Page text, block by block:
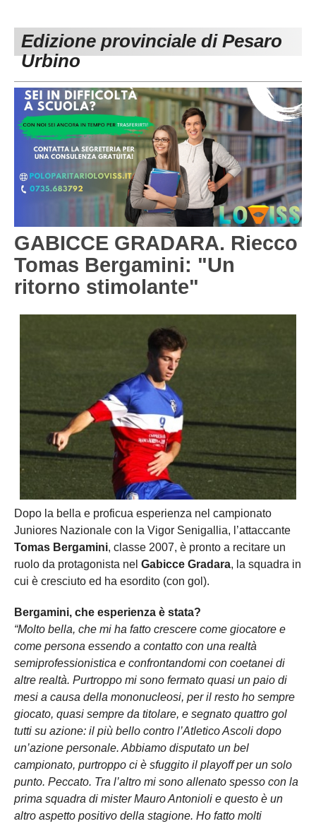
Carica la tua Rosa
1^ CATEGORIA
3^ CATEGORIA
GIOVANILI
Edizione provinciale di Pesaro
Urbino
GABICCE GRADARA. Riecco
Tomas Bergamini: "Un
ritorno stimolante"
Dopo la bella e proficua esperienza nel campionato
Juniores Nazionale con la Vigor Senigallia, l’attaccante
Tomas Bergamini, classe 2007, è pronto a recitare un
ruolo da protagonista nel Gabicce Gradara, la squadra in
cui è cresciuto ed ha esordito (con gol).
Bergamini, che esperienza è stata?
“Molto bella, che mi ha fatto crescere come giocatore e
come persona essendo a contatto con una realtà
semiprofessionistica e confrontandomi con coetanei di
altre realtà. Purtroppo mi sono fermato quasi un paio di
mesi a causa della mononucleosi, per il resto ho sempre
giocato, quasi sempre da titolare, e segnato quattro gol
tutti su azione: il più bello contro l’Atletico Ascoli dopo
un’azione personale. Abbiamo disputato un bel
campionato, purtroppo ci è sfuggito il playoff per un solo
punto. Peccato. Tra l’altro mi sono allenato spesso con la
prima squadra di mister Mauro Antonioli e questo è un
altro aspetto positivo della stagione. Ho fatto molti